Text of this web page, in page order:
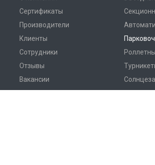
Сертификаты
Производители
Клиенты
Сотрудники
Отзывы
Вакансии